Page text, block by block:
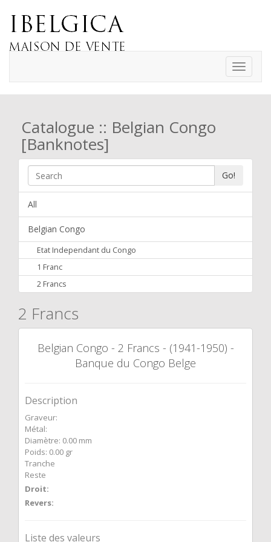
Toggle
Catalogue :: Belgian Congo
[Banknotes]
Go!
All
Belgian Congo
Etat Independant du Congo
1 Franc
2 Francs
2 Francs
Belgian Congo - 2 Francs - (1941-1950) -
Banque du Congo Belge
Description
Graveur:
Métal:
Diamètre: 0.00 mm
Poids: 0.00 gr
Tranche
Reste
Droit:
Revers:
Liste des valeurs